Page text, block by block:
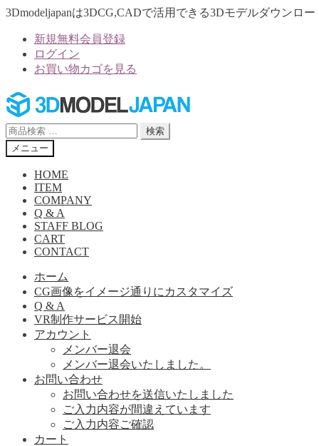
3Dmodeljapanは3DCG,CADで活用できる3Dモデルダウンロー
新規無料会員登録
ログイン
お買い物カゴを見る
ナ
ビ
ゲ
ー
シ
コ
ン
テ
ン
ツ
検
索
対
検索
メニュー
HOME
ITEM
COMPANY
Q & A
STAFF BLOG
CART
CONTACT
ホーム
CG画像をイメージ通りにカスタマイズ
Q & A
VR制作サービス開始
アカウント
メンバー退会
メンバー退会いたしました。
お問い合わせ
お問い合わせを送信いたしました
ご入力内容が間違えています
ご入力内容ご確認
カート